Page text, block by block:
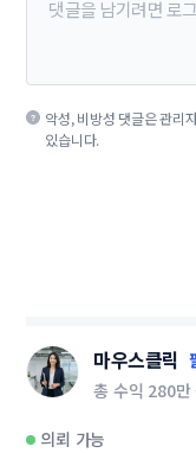
악성, 비방성 댓글은 관리
있습니다.
마우스클릭
총 수익 280만
의뢰 가능